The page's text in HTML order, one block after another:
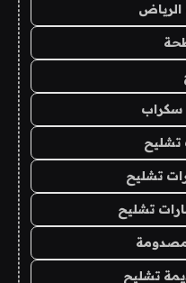
سكراب
تشليح
تشليح
تشليح
تشليح